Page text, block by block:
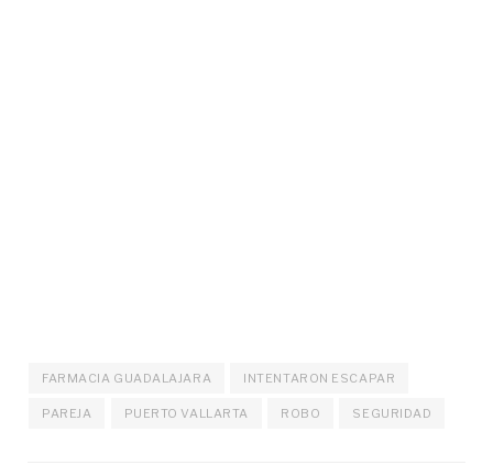
FARMACIA GUADALAJARA INTENTARON ESCAPAR
PAREJA PUERTO VALLARTA ROBO SEGURIDAD